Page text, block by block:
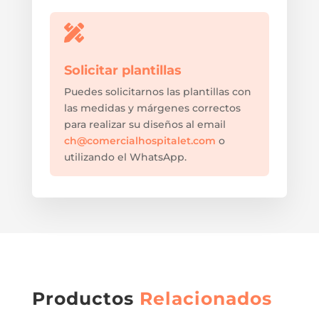

Solicitar plantillas
Puedes solicitarnos las plantillas con
las medidas y márgenes correctos
para realizar su diseños al email
ch@comercialhospitalet.com o
utilizando el WhatsApp.
Productos Relacionados